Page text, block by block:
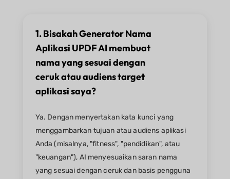
1. Bisakah Generator Nama
Aplikasi UPDF AI membuat
nama yang sesuai dengan
ceruk atau audiens target
aplikasi saya?
Ya. Dengan menyertakan kata kunci yang
menggambarkan tujuan atau audiens aplikasi
Anda (misalnya, "fitness", "pendidikan", atau
"keuangan"), AI menyesuaikan saran nama
yang sesuai dengan ceruk dan basis pengguna